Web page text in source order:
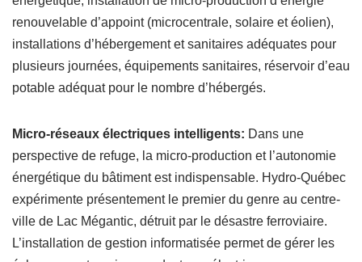
renouvelable d’appoint (microcentrale, solaire et éolien),
installations d’hébergement et sanitaires adéquates pour
plusieurs journées, équipements sanitaires, réservoir d’eau
potable adéquat pour le nombre d’hébergés.
Micro-réseaux électriques intelligents: Dans une
perspective de refuge, la micro-production et l’autonomie
énergétique du bâtiment est indispensable. Hydro-Québec
expérimente présentement le premier du genre au centre-
ville de Lac Mégantic, détruit par le désastre ferroviaire.
L’installation de gestion informatisée permet de gérer les